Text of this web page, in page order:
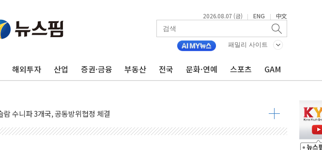
2026.08.07 (금) | ENG | 中文
패밀리 사이트
해외투자 산업 증권·금융 부동산 전국 문화·연예 스포츠 GAM
원유 수출항 '하르그섬', 최근 1주일 이상 '올스톱'… 美 해상봉쇄 영향
크에 엔화 장중 급등…시장은 "또 개입했나" 촉각
리뷰, 美 고용 쇼크에 금리 인상 우려 후퇴…나스닥 선물 1%대 상승
월 고용 2만3000명 감소 '쇼크'…9월 금리 인상 기대 후퇴
장 전 특징주...아틀라시안·클라우드플레어·태양광주↑ VS 트레이드데스크·웬디스↓
DPAA와 MOU… "6·25 미군 실종자 7359명 끝까지 찾겠다"